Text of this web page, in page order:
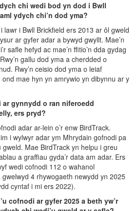
chi wedi bod yn dod i Bwll
ydych chi’n dod yma?
lawr i Bwll Brickfield ers 2013 ar ôl gweld
ar gyfer adar a bywyd gwyllt. Mae’n
safle hefyd ac mae’n ffitio’n dda gydag
gallu dod yma a cherdded o
Rwy’n ceisio dod yma o leiaf
mae hyn yn amrywio yn dibynnu ar y
gynnydd o ran niferoedd
ers pryd?
adar ar-lein o’r enw BirdTrack.
i wylwyr adar ym Mhrydain gofnodi pa
gweld. Mae BirdTrack yn helpu i greu
a graffiau gyda’r data am adar. Ers
wedi cofnodi 112 o wahanol
4 rhywogaeth newydd yn 2025
cyntaf i mi ers 2022).
cofnodi ar gyfer 2025 a beth yw’r